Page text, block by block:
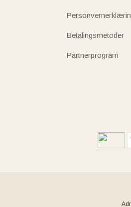
Betalingsmetoder
Partnerprogram